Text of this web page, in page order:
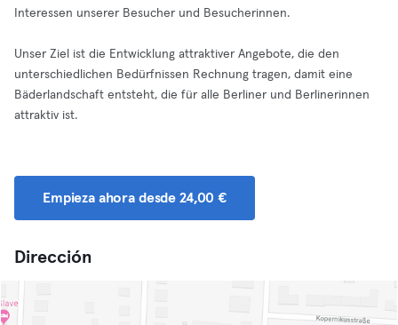
Interessen unserer Besucher und Besucherinnen.
Unser Ziel ist die Entwicklung attraktiver Angebote, die den
unterschiedlichen Bedürfnissen Rechnung tragen, damit eine
Bäderlandschaft entsteht, die für alle Berliner und Berlinerinnen
attraktiv ist.
Empieza ahora desde 24,00 €
Dirección